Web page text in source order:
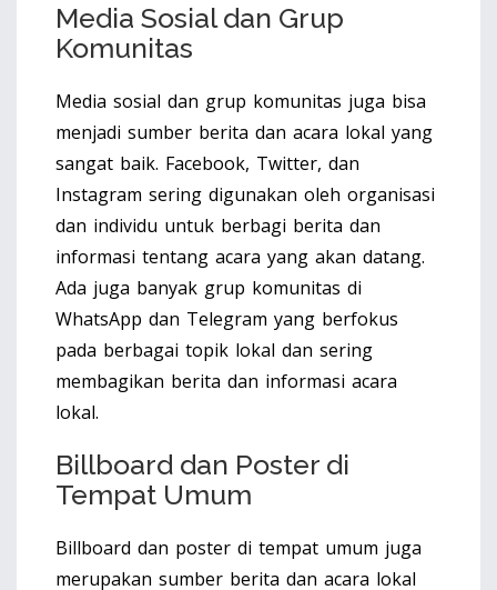
Media Sosial dan Grup
Komunitas
Media sosial dan grup komunitas juga bisa
menjadi sumber berita dan acara lokal yang
sangat baik. Facebook, Twitter, dan
Instagram sering digunakan oleh organisasi
dan individu untuk berbagi berita dan
informasi tentang acara yang akan datang.
Ada juga banyak grup komunitas di
WhatsApp dan Telegram yang berfokus
pada berbagai topik lokal dan sering
membagikan berita dan informasi acara
lokal.
Billboard dan Poster di
Tempat Umum
Billboard dan poster di tempat umum juga
merupakan sumber berita dan acara lokal